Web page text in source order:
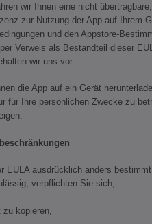
wir Ihnen eine nicht
zur Nutzung der App auf Ihrem
und den Appstore-
Verweis als Bestandteil dieser
wir uns vor.
App auf ein Gerät
für Ihre persönlichen Zwecke zu
EULA ausdrücklich anders
verpflichten Sie sich,
kopieren,